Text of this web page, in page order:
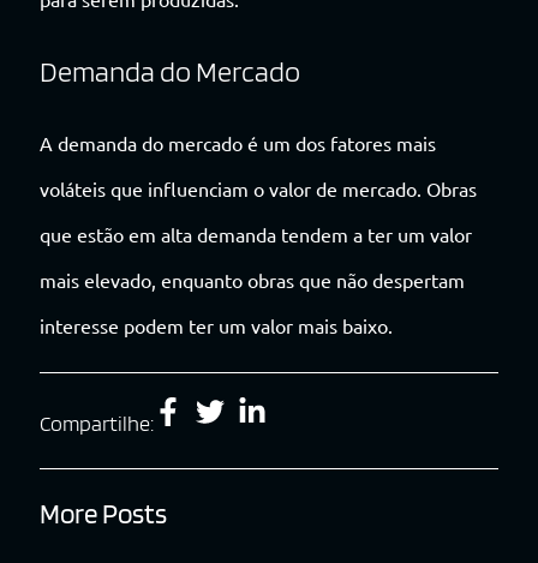
Demanda do Mercado
A demanda do mercado é um dos fatores mais
voláteis que influenciam o valor de mercado. Obras
que estão em alta demanda tendem a ter um valor
mais elevado, enquanto obras que não despertam
interesse podem ter um valor mais baixo.
Compartilhe:
More Posts